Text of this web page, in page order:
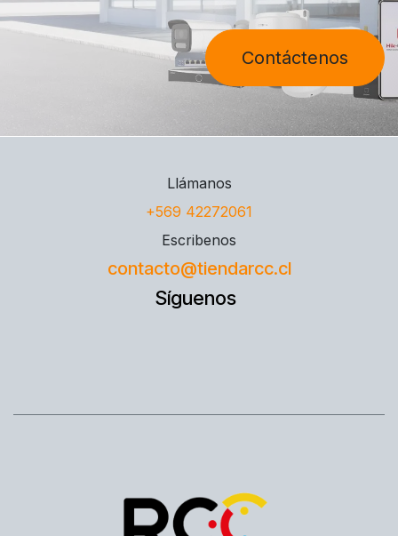
Contáctenos
Llámanos
+569 42272061
Escribenos
contacto@tiendarcc.cl
Síguenos